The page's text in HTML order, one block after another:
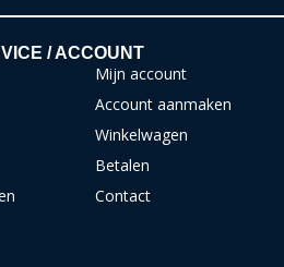
/ ACCOUNT
Mijn account
Account aanmaken
Winkelwagen
Betalen
Contact